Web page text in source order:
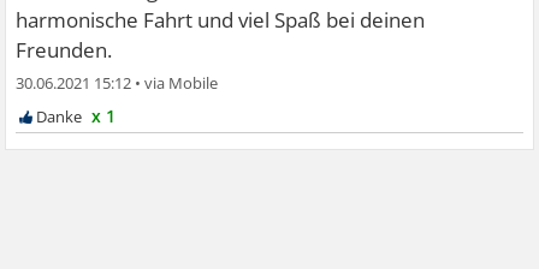
harmonische Fahrt und viel Spaß bei deinen
Freunden.
30.06.2021 15:12 •
x 1